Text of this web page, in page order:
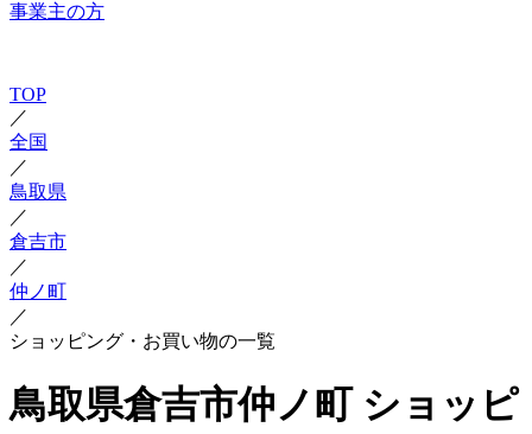
事業主の方
TOP
／
全国
／
鳥取県
／
倉吉市
／
仲ノ町
／
ショッピング・お買い物の一覧
鳥取県倉吉市仲ノ町 ショッピ